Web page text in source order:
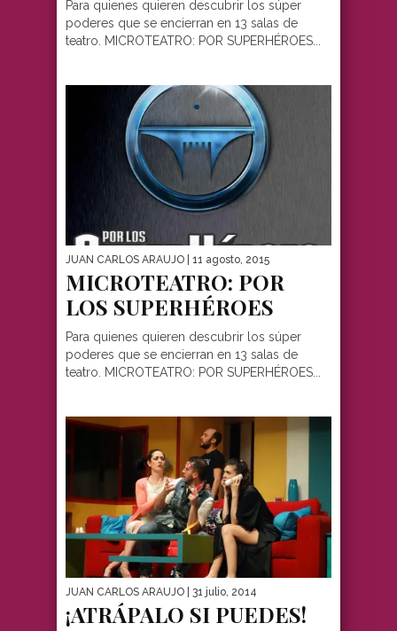
Para quienes quieren descubrir los súper
poderes que se encierran en 13 salas de
teatro. MICROTEATRO: POR SUPERHÉROES...
JUAN CARLOS ARAUJO | 11 agosto, 2015
MICROTEATRO: POR
LOS SUPERHÉROES
Para quienes quieren descubrir los súper
poderes que se encierran en 13 salas de
teatro. MICROTEATRO: POR SUPERHÉROES...
JUAN CARLOS ARAUJO | 31 julio, 2014
¡ATRÁPALO SI PUEDES!